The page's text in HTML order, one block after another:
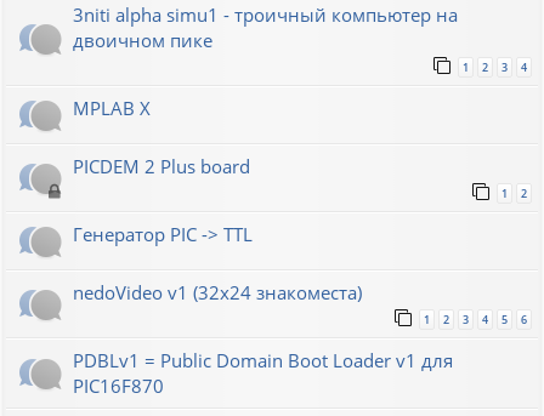
3niti alpha simu1 - троичный компьютер на
двоичном пике
1 2 3 4
MPLAB X
PICDEM 2 Plus board
1 2
Генератор РIС -> TTL
nedoVideo v1 (32x24 знакоместа)
1 2 3 4 5 6
PDBLv1 = Public Domain Boot Loader v1 для
PIC16F870